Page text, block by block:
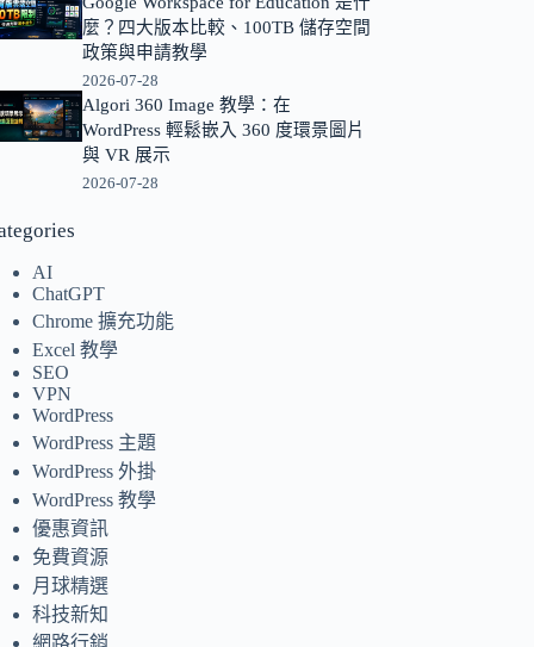
麼？四大版本比較、100TB 儲存空間
政策與申請教學
2026-07-28
Algori 360 Image 教學：在
WordPress 輕鬆嵌入 360 度環景圖片
與 VR 展示
2026-07-28
AI
ChatGPT
Chrome 擴充功能
Excel 教學
SEO
VPN
WordPress
WordPress 主題
WordPress 外掛
WordPress 教學
優惠資訊
免費資源
月球精選
科技新知
網路行銷